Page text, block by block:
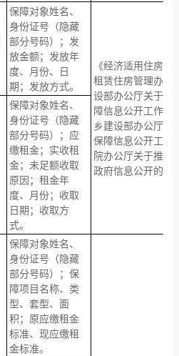
保障对象姓名、
身份证号（隐藏
部分号码）；发
放金额；发放年
度、月份、日
期；发放方式。
《经济适用住房
租赁住房管理办法
设部办公厅关于做
障信息公开工作的
乡建设部办公厅关
保障信息公开工作
院办公厅关于推进
政府信息公开的意
保障对象姓名、
身份证号（隐藏
部分号码）；应
缴租金；实收租
金；未足额收取
原因；租金年
度、月份；收取
日期；收取方
式。
保障对象姓名、
身份证号（隐藏
部分号码）；保
障项目名称、类
型、套型、面
积；原应缴租金
标准、现应缴租
金标准。